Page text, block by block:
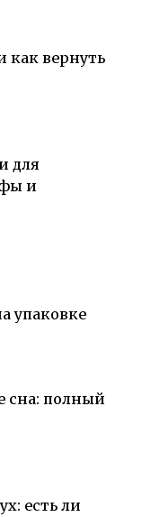
как вернуть
для
и
упаковке
сна: полный
есть ли